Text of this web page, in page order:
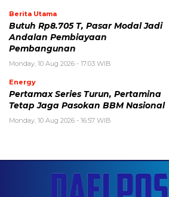
Berita Utama
Butuh Rp8.705 T, Pasar Modal Jadi
Andalan Pembiayaan
Pembangunan
Monday, 10 Aug 2026 - 17:03 WIB
Energy
Pertamax Series Turun, Pertamina
Tetap Jaga Pasokan BBM Nasional
Monday, 10 Aug 2026 - 16:57 WIB